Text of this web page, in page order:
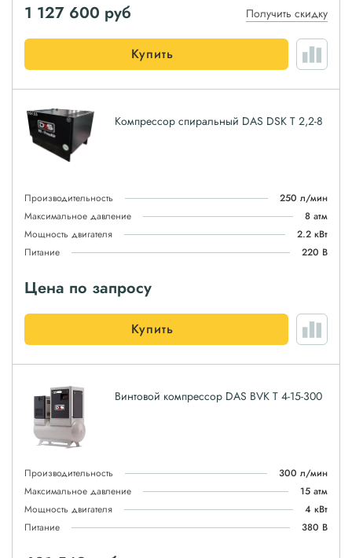
1 127 600 руб Получить скидку
Купить
Компрессор спиральный DAS DSK T 2,2-8
Производительность
250 л/мин
Максимальное давление
8 атм
Мощность двигателя
2.2 кВт
Питание
220 В
Цена по запросу
Купить
Винтовой компрессор DAS BVK T 4-15-300
Производительность
300 л/мин
Максимальное давление
15 атм
Мощность двигателя
4 кВт
Питание
380 В